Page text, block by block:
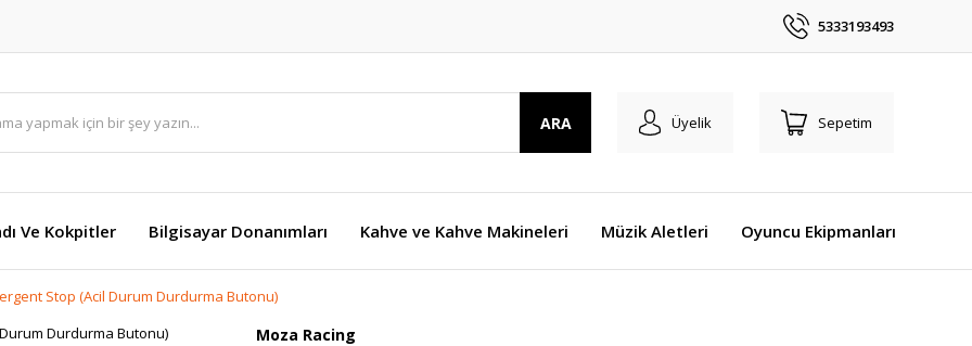
5333193493
ARA Üyelik Sepetim
Ve Kokpitler Bilgisayar Donanımları Kahve ve Kahve Makineleri Müzik Aletleri Oyuncu Ekipmanları
Stop (Acil Durum Durdurma Butonu)
Moza Racing